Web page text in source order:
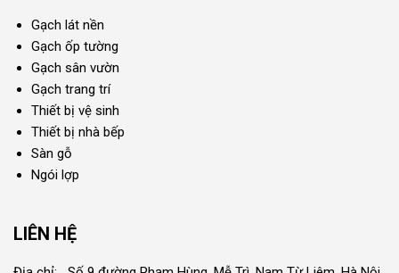
Gạch lát nền
Gạch ốp tường
Gạch sân vườn
Gạch trang trí
Thiết bị vệ sinh
Thiết bị nhà bếp
Sàn gỗ
Ngói lợp
LIÊN HỆ